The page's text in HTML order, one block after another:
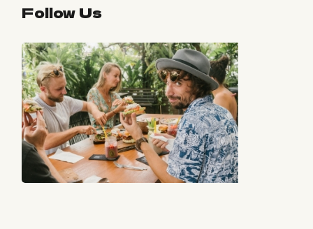
Follow Us